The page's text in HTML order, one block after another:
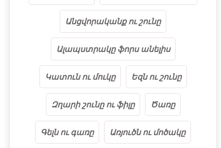
Անցվորականք ու շունը
Ալապստրակը ֆորս անելիս
Կատուն ու մուկը Եզն ու շունը
Զղարի շունը ու ֆիլը Ծառը
Գելն ու գառը Առյուծն ու մոծակը